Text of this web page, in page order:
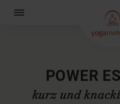
POWER
kurz und